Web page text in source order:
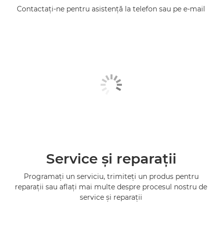
Contactaţi-ne pentru asistenţă la telefon sau pe e-mail
Service şi reparaţii
Programaţi un serviciu, trimiteţi un produs pentru
reparaţii sau aflaţi mai multe despre procesul nostru de
service şi reparaţii